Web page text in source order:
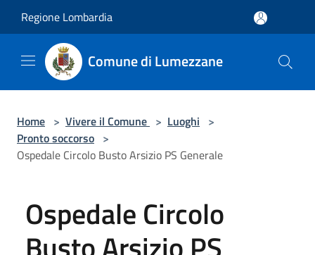
Regione Lombardia
Comune di Lumezzane
Home > Vivere il Comune > Luoghi >
Pronto soccorso >
Ospedale Circolo Busto Arsizio PS Generale
Ospedale Circolo